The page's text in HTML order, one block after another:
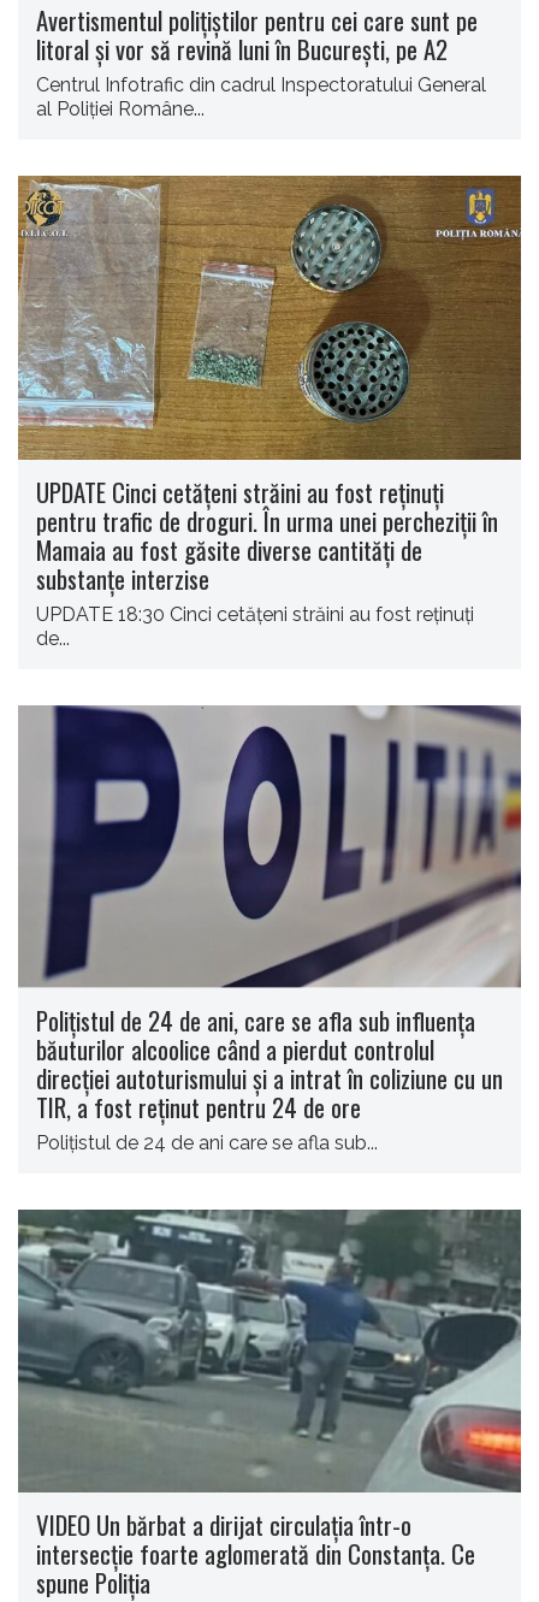
Avertismentul poliţiştilor pentru cei care sunt pe
litoral şi vor să revină luni în Bucureşti, pe A2
Centrul Infotrafic din cadrul Inspectoratului General
al Poliţiei Române...
UPDATE Cinci cetăţeni străini au fost reţinuţi
pentru trafic de droguri. În urma unei percheziţii în
Mamaia au fost găsite diverse cantităţi de
substanţe interzise
UPDATE 18:30 Cinci cetăţeni străini au fost reţinuţi
de...
Poliţistul de 24 de ani, care se afla sub influenţa
băuturilor alcoolice când a pierdut controlul
direcţiei autoturismului şi a intrat în coliziune cu un
TIR, a fost reţinut pentru 24 de ore
Poliţistul de 24 de ani care se afla sub...
VIDEO Un bărbat a dirijat circulația într-o
intersecție foarte aglomerată din Constanța. Ce
spune Poliția